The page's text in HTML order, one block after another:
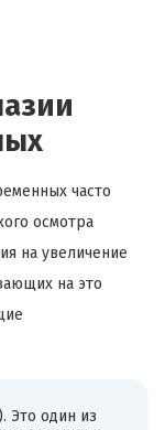
часто
осмотра
на увеличение
на это
Это один из